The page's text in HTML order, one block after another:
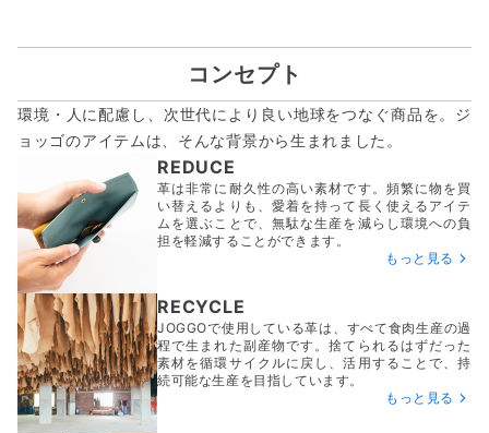
コンセプト
環境・人に配慮し、次世代により良い地球をつなぐ商品を。ジ
ョッゴのアイテムは、 そんな背景から生まれました。
REDUCE
革は非常に耐久性の高い素材です。頻繁に物を買
い替えるよりも、愛着を持って長く使えるアイテ
ムを選ぶことで、無駄な生産を減らし環境への負
担を軽減することができます。
もっと見る
RECYCLE
JOGGOで使用している革は、すべて食肉生産の過
程で生まれた副産物です。捨てられるはずだった
素材を循環サイクルに戻し、活用することで、持
続可能な生産を目指しています。
もっと見る